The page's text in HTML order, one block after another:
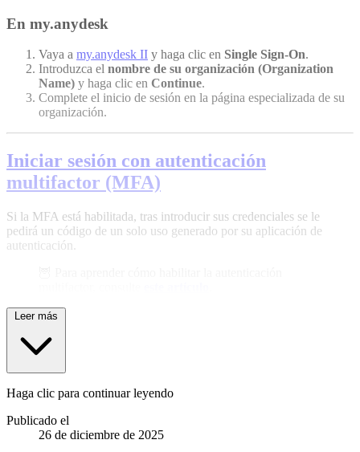
En my.anydesk
Vaya a my.anydesk II y haga clic en Single Sign-On.
Introduzca el nombre de su organización (Organization
Name) y haga clic en Continue.
Complete el inicio de sesión en la página especializada de su
organización.
Iniciar sesión con autenticación
multifactor (MFA)
Si la MFA está habilitada, tras introducir sus credenciales se le
pedirá un código de un solo uso generado por su aplicación de
autenticación.
Leer más
Haga clic para continuar leyendo
Publicado el
26 de diciembre de 2025